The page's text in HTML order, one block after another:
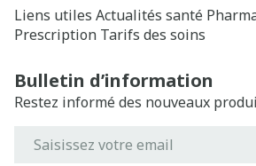
Liens utiles Actualités santé
Prescription Tarifs des soins
Bulletin d’information
Restez informé des nouveaux